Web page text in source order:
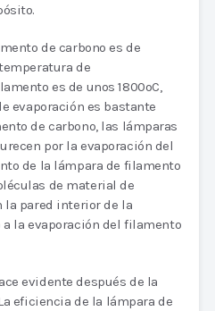
de carbono es de
de
es de unos 1800oC,
evaporación es bastante
de carbono, las lámparas
por la evaporación del
de la lámpara de filamento
de material de
la pared interior de la
la evaporación del filamento
evidente después de la
eficiencia de la lámpara de